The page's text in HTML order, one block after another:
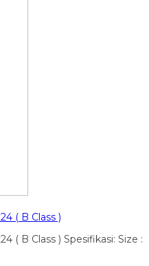
( B Class )
( B Class ) Spesifikasi: Size :